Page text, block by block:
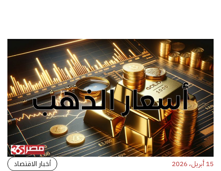
15 أبريل، 2026 أخبار الاقتصاد